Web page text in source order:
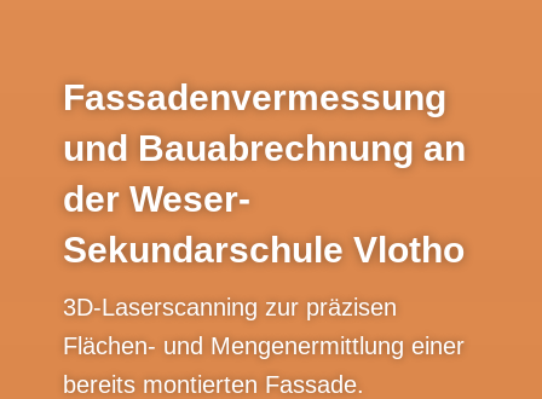
Fassadenvermessung
und Bauabrechnung an
der Weser-
Sekundarschule Vlotho
3D-Laserscanning zur präzisen
Flächen- und Mengenermittlung einer
bereits montierten Fassade.